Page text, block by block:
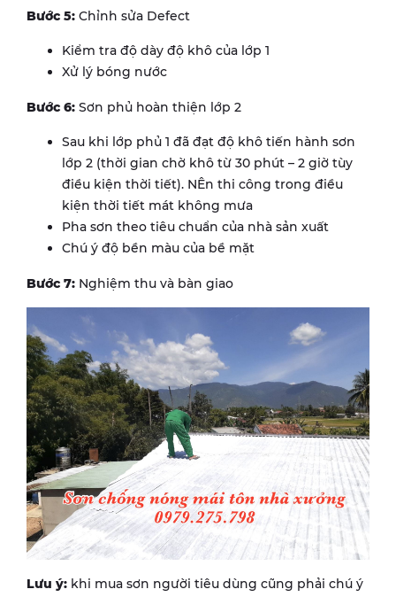
Bước 5: Chỉnh sửa Defect
Kiểm tra độ dày độ khô của lớp 1
Xử lý bóng nước
Bước 6: Sơn phủ hoàn thiện lớp 2
Sau khi lớp phủ 1 đã đạt độ khô tiến hành sơn
lớp 2 (thời gian chờ khô từ 30 phút – 2 giờ tùy
điều kiện thời tiết). NÊn thi công trong điều
kiện thời tiết mát không mưa
Pha sơn theo tiêu chuẩn của nhà sản xuất
Chú ý độ bền màu của bề mặt
Bước 7: Nghiệm thu và bàn giao
Lưu ý: khi mua sơn người tiêu dùng cũng phải chú ý